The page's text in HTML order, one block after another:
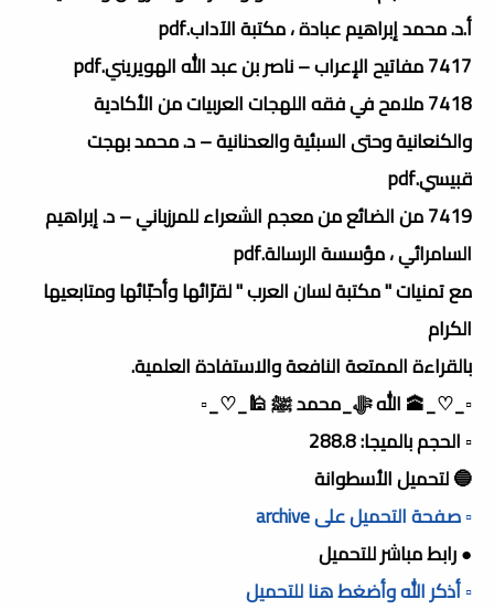
أ.د. محمد إبراهيم عبادة ، مكتبة الآداب.pdf
7417 مفاتيح الإعراب – ناصر بن عبد الله الهويريني.pdf
7418 ملامح في فقه اللهجات العربيات من الأكادية
والكنعانية وحتى السبئية والعدنانية – د. محمد بهجت
قبيسي.pdf
7419 من الضائع من معجم الشعراء للمرزباني – د. إبراهيم
السامرائي ، مؤسسة الرسالة.pdf
مع تمنيات " مكتبة لسان العرب " لقرّائها وأحبّائها ومتابعيها
الكرام
بالقراءة الممتعة النافعة والاستفادة العلمية.
▫️_♡_🕋 الله ﷻ_محمد ﷺ 🕌_♡_▫️
▫️ الحجم بالميجا: 288.8
🔵 لتحميل الأسطوانة
▫️ صفحة التحميل على archive
● رابط مباشر للتحميل
▫️ أذكر الله وأضغط هنا للتحميل